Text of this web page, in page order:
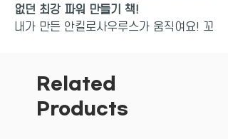
없던 최강 파워 만들기 책!
내가 만든 안킬로사우루스가 움직여요! 꼬
리즈로 만나 보세요. <빅 움직이는 안킬로
이용해 공룡의 입과 꼬리가 움직이도록 설
Related
Products